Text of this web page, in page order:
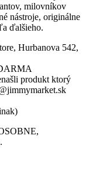
milovníkov
nástroje, originálne
ďalšieho.
Hurbanova 542,
produkt ktorý